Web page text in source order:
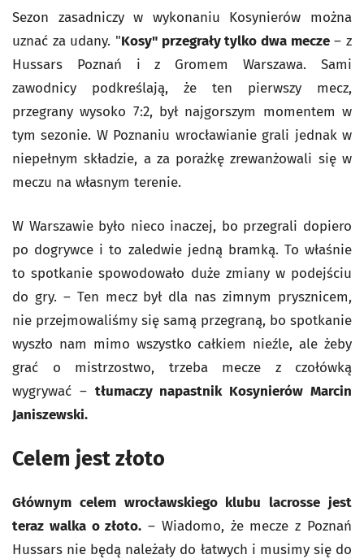
Sezon zasadniczy w wykonaniu Kosynierów można
uznać za udany. "Kosy" przegrały tylko dwa mecze– z
Hussars Poznań i z Gromem Warszawa. Sami
zawodnicy podkreślają, że ten pierwszy mecz,
przegrany wysoko 7:2, był najgorszym momentem w
tym sezonie. W Poznaniu wrocławianie grali jednak w
niepełnym składzie, a za porażkę zrewanżowali się w
meczu na własnym terenie.
W Warszawie było nieco inaczej, bo przegrali dopiero
po dogrywce i to zaledwie jedną bramką. To właśnie
to spotkanie spowodowało duże zmiany w podejściu
do gry. – Ten mecz był dla nas zimnym prysznicem,
nie przejmowaliśmy się samą przegraną, bo spotkanie
wyszło nam mimo wszystko całkiem nieźle, ale żeby
grać o mistrzostwo, trzeba mecze z czołówką
wygrywać – tłumaczy napastnik Kosynierów Marcin
Janiszewski.
Celem jest złoto
Głównym celem wrocławskiego klubu lacrosse jest
teraz walka o złoto. – Wiadomo, że mecze z Poznań
Hussars nie będą należały do łatwych i musimy się do